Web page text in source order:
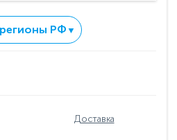
РФ ▼
Доставка